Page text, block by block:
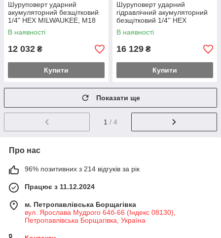
Шуруповерт ударний
акумуляторний безщітковий
1/4" HEX MILWAUKEE, M18
BLIDR-0Х, 190Нм (каркас,
кліпса для ременя, HDкейс)
В наявності
12 032 ₴
Купити
Шуруповерт ударний
гідравлічний акумуляторний
безщітковий 1/4'' HEX
MILWAUKEE, M18 FQID-0X,
50Нм (каркас, клипса для
В наявності
16 129 ₴
Купити
Показати ще
1 / 4
Про нас
96% позитивних з 214 відгуків за рік
Працює з 11.12.2024
м. Петропавлівська Борщагівка
вул. Ярослава Мудрого 64б-66 (Індекс 08130),
Петропавлівська Борщагівка, Україна